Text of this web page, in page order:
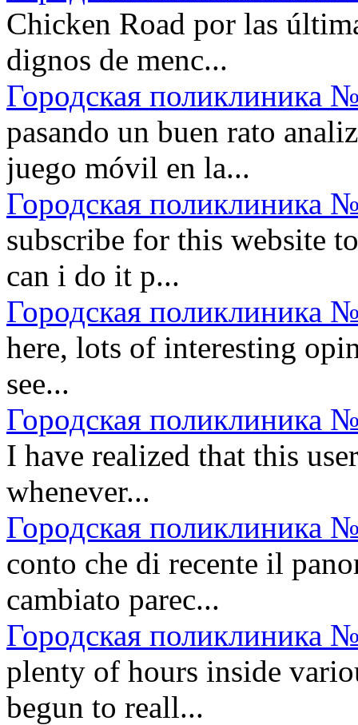
Chicken Road por las
dignos de menc...
Городская поликлиника
pasando un buen rato
juego móvil en la...
Городская поликлиника
subscribe for this website
can i do it p...
Городская поликлиника
here, lots of interesting
see...
Городская поликлиника
I have realized that this
whenever...
Городская поликлиника
conto che di recente il
cambiato parec...
Городская поликлиника
plenty of hours inside
begun to reall...